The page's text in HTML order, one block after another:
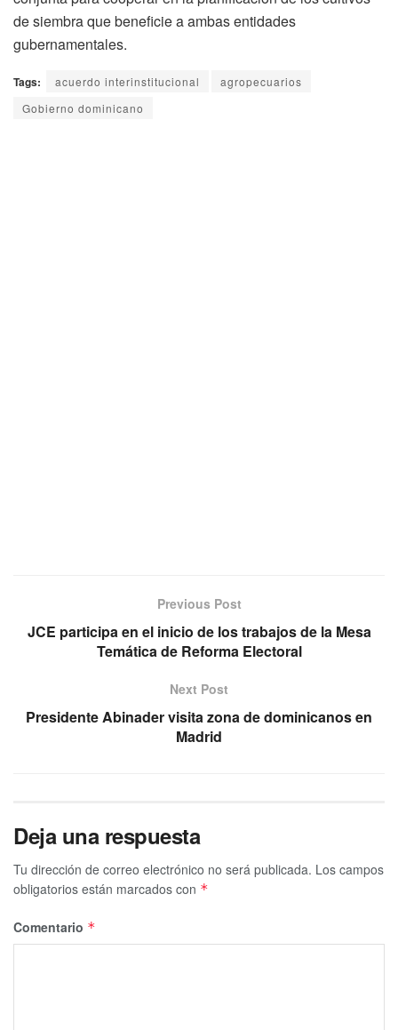
de siembra que beneficie a ambas entidades
gubernamentales.
Tags: acuerdo interinstitucional
agropecuarios
Gobierno dominicano
Previous Post
JCE participa en el inicio de los trabajos de la Mesa
Temática de Reforma Electoral
Next Post
Presidente Abinader visita zona de dominicanos en
Madrid
Deja una respuesta
Tu dirección de correo electrónico no será publicada. Los campos
obligatorios están marcados con *
Comentario *